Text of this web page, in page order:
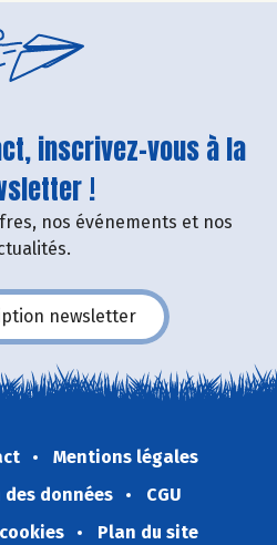
inscrivez-vous à la
!
nos événements et nos
newsletter
Mentions légales
données
CGU
Plan du site